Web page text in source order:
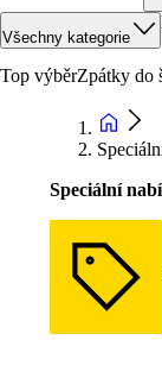
Všechny kategorie
Top výběrZpátky do
Speciální